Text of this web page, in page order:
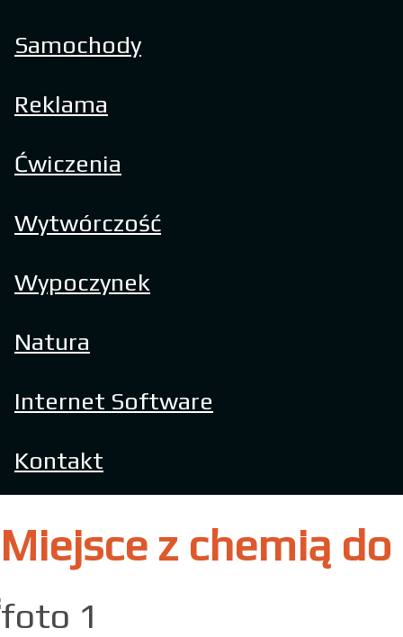
Samochody
Reklama
Ćwiczenia
Wytwórczość
Wypoczynek
Natura
Internet Software
Kontakt
Miejsce z chemią